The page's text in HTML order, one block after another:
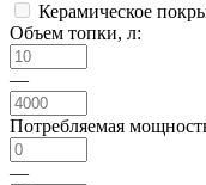
Керамическое
Объем топки, л:
—
Потребляемая
—